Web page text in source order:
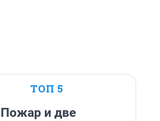
ТОП 5
Пожар и две